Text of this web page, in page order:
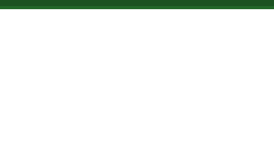
Skip to main content